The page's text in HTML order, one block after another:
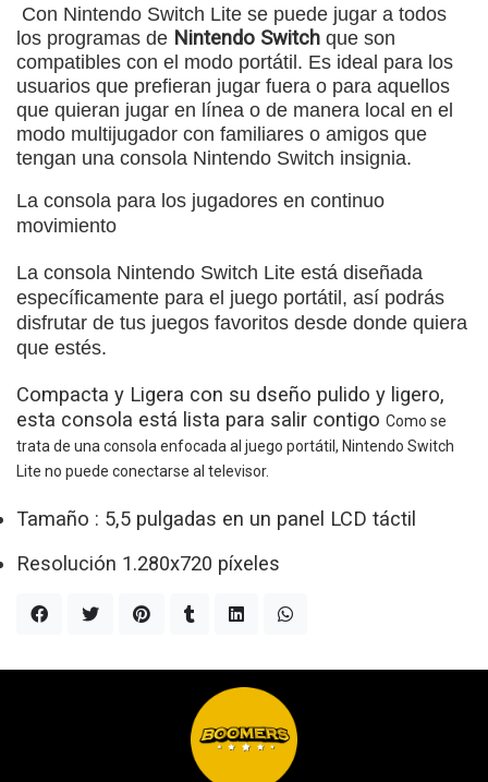
Con Nintendo Switch Lite se puede jugar a todos
los programas de Nintendo Switch que son
compatibles con el modo portátil. Es ideal para los
usuarios que prefieran jugar fuera o para aquellos
que quieran jugar en línea o de manera local en el
modo multijugador con familiares o amigos que
tengan una consola Nintendo Switch insignia.
La consola para los jugadores en continuo
movimiento
La consola Nintendo Switch Lite está diseñada
específicamente para el juego portátil, así podrás
disfrutar de tus juegos favoritos desde donde quiera
que estés.
Compacta y Ligera con su dseño pulido y ligero,
esta consola está lista para salir contigo Como se
trata de una consola enfocada al juego portátil, Nintendo Switch
Lite no puede conectarse al televisor.
Tamaño : 5,5 pulgadas en un panel LCD táctil
Resolución 1.280x720 píxeles